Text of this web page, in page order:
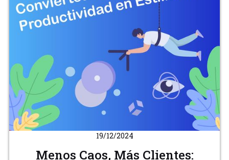
19/12/2024
Menos Caos, Más Clientes: